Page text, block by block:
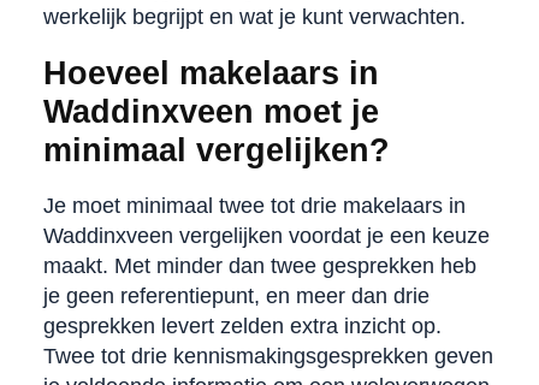
werkelijk begrijpt en wat je kunt verwachten.
Hoeveel makelaars in
Waddinxveen moet je
minimaal vergelijken?
Je moet minimaal twee tot drie makelaars in
Waddinxveen vergelijken voordat je een keuze
maakt. Met minder dan twee gesprekken heb
je geen referentiepunt, en meer dan drie
gesprekken levert zelden extra inzicht op.
Twee tot drie kennismakingsgesprekken geven